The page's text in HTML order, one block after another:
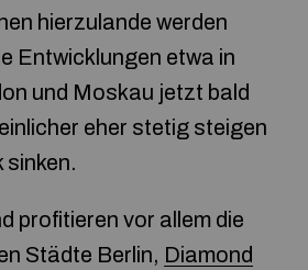
hierzulande werden
Entwicklungen etwa in
und Moskau jetzt bald
eher stetig steigen
sinken.
profitieren vor allem die
Städte Berlin, Diamond